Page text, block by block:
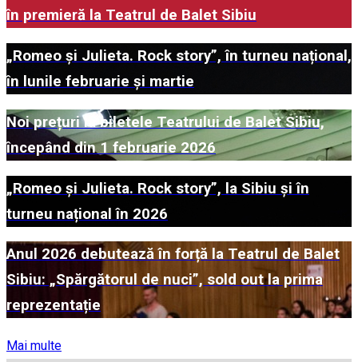
în premieră la Teatrul de Balet Sibiu
„Romeo și Julieta. Rock story”, în turneu național,
în lunile februarie și martie
Noi prețuri la biletele Teatrului de Balet Sibiu,
începând din 1 februarie 2026
„Romeo și Julieta. Rock story”, la Sibiu și în
turneu național în 2026
Anul 2026 debutează în forță la Teatrul de Balet
Sibiu: „Spărgătorul de nuci”, sold out la prima
reprezentație
Mai multe